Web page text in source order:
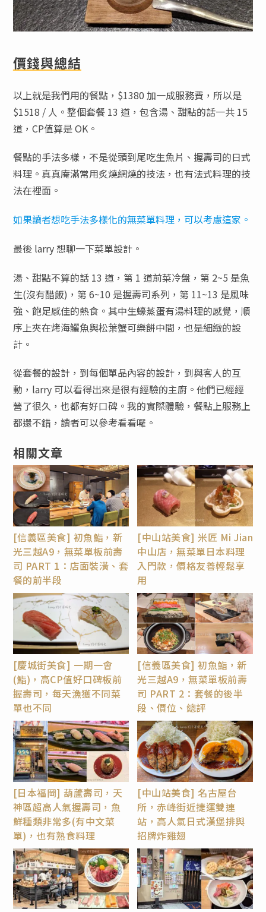
價錢與總結
以上就是我們用的餐點，$1380 加一成服務費，所以是
$1518 / 人。整個套餐 13 道，包含湯、甜點的話一共 15
道，CP值算是 OK。
餐點的手法多樣，不是從頭到尾吃生魚片、握壽司的日式
料理。真真庵滿常用炙燒網燒的技法，也有法式料理的技
法在裡面。
如果讀者想吃手法多樣化的無菜單料理，可以考慮這家。
最後 larry 想聊一下菜單設計。
湯、甜點不算的話 13 道，第 1 道前菜冷盤，第 2~5 是魚
生(沒有醋飯)，第 6~10 是握壽司系列，第 11~13 是風味
強、飽足感佳的熱食。其中生蠔蒸蛋有湯料理的感覺，順
序上夾在烤海鱺魚與松葉蟹可樂餅中間，也是細緻的設
計。
從套餐的設計，到每個單品內容的設計，到與客人的互
動，larry 可以看得出來是很有經驗的主廚。他們已經經
營了很久，也都有好口碑。我的實際體驗，餐點上服務上
都還不錯，讀者可以參考看看囉。
相關文章
[信義區美食] 初魚鮨，新
光三越A9，無菜單板前壽
司 PART 1：店面裝潢、套
餐的前半段
[中山站美食] 米匠 Mi Jian
中山店，無菜單日本料理
入門款，價格友善輕鬆享
用
[慶城街美食] 一期一會
(鮨)，高CP值好口碑板前
握壽司，每天漁獲不同菜
單也不同
[信義區美食] 初魚鮨，新
光三越A9，無菜單板前壽
司 PART 2：套餐的後半
段、價位、總評
[日本福岡] 葫蘆壽司，天
神區超高人氣握壽司，魚
鮮種類非常多(有中文菜
單)，也有熟食料理
[中山站美食] 名古屋台
所，赤峰街近捷運雙連
站，高人氣日式漢堡排與
招牌炸雞翅